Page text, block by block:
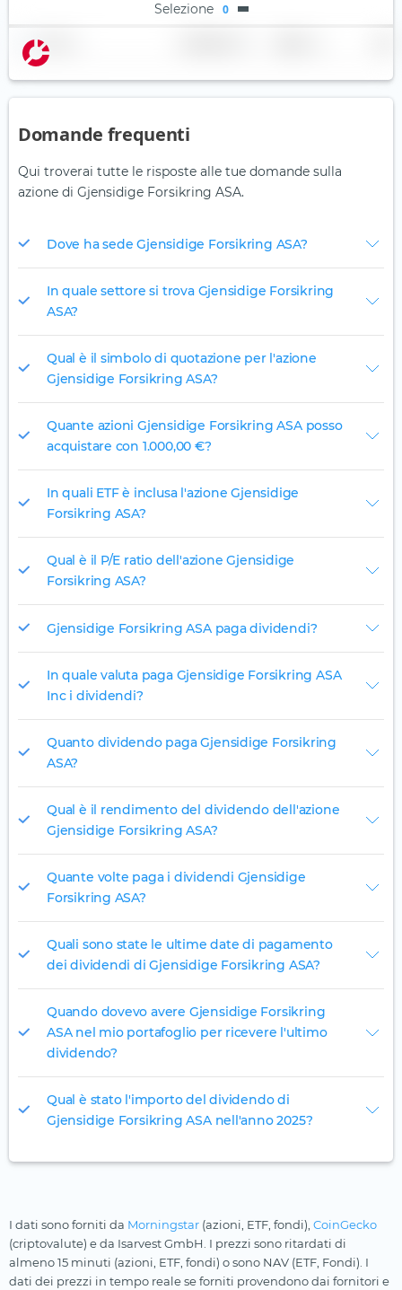
Selezione 0
Nome
Domande frequenti
Qui troverai tutte le risposte alle tue domande sulla
azione di Gjensidige Forsikring ASA.
Dove ha sede Gjensidige Forsikring ASA?
In quale settore si trova Gjensidige Forsikring
ASA?
Qual è il simbolo di quotazione per l'azione
Gjensidige Forsikring ASA?
Quante azioni Gjensidige Forsikring ASA posso
acquistare con 1.000,00 €?
In quali ETF è inclusa l'azione Gjensidige
Forsikring ASA?
Qual è il P/E ratio dell'azione Gjensidige
Forsikring ASA?
Gjensidige Forsikring ASA paga dividendi?
In quale valuta paga Gjensidige Forsikring ASA
Inc i dividendi?
Quanto dividendo paga Gjensidige Forsikring
ASA?
Qual è il rendimento del dividendo dell'azione
Gjensidige Forsikring ASA?
Quante volte paga i dividendi Gjensidige
Forsikring ASA?
Quali sono state le ultime date di pagamento
dei dividendi di Gjensidige Forsikring ASA?
Quando dovevo avere Gjensidige Forsikring
ASA nel mio portafoglio per ricevere l'ultimo
dividendo?
Qual è stato l'importo del dividendo di
Gjensidige Forsikring ASA nell'anno 2025?
I dati sono forniti da Morningstar (azioni, ETF, fondi), CoinGecko
(criptovalute) e da Isarvest GmbH. I prezzi sono ritardati di
almeno 15 minuti (azioni, ETF, fondi) o sono NAV (ETF, Fondi). I
dati dei prezzi in tempo reale se forniti provendono dai fornitori e